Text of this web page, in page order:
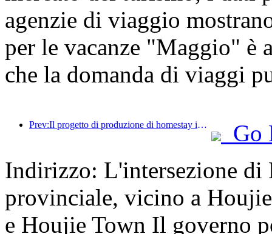
agenzie di viaggio
per le vacanze "Maggio" è
che la domanda di viaggi
Prev:Il progetto di produzione di homestay in stile 'Space Module' sbarcato a Guiyang
Go
Indirizzo: L'intersezione di
provinciale, vicino a
e Houjie Town Il governo